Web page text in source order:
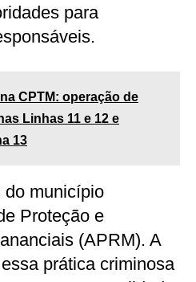
para
CPTM: operação de
Linhas 11 e 12 e
13
do município
Proteção e
(APRM). A
prática criminosa